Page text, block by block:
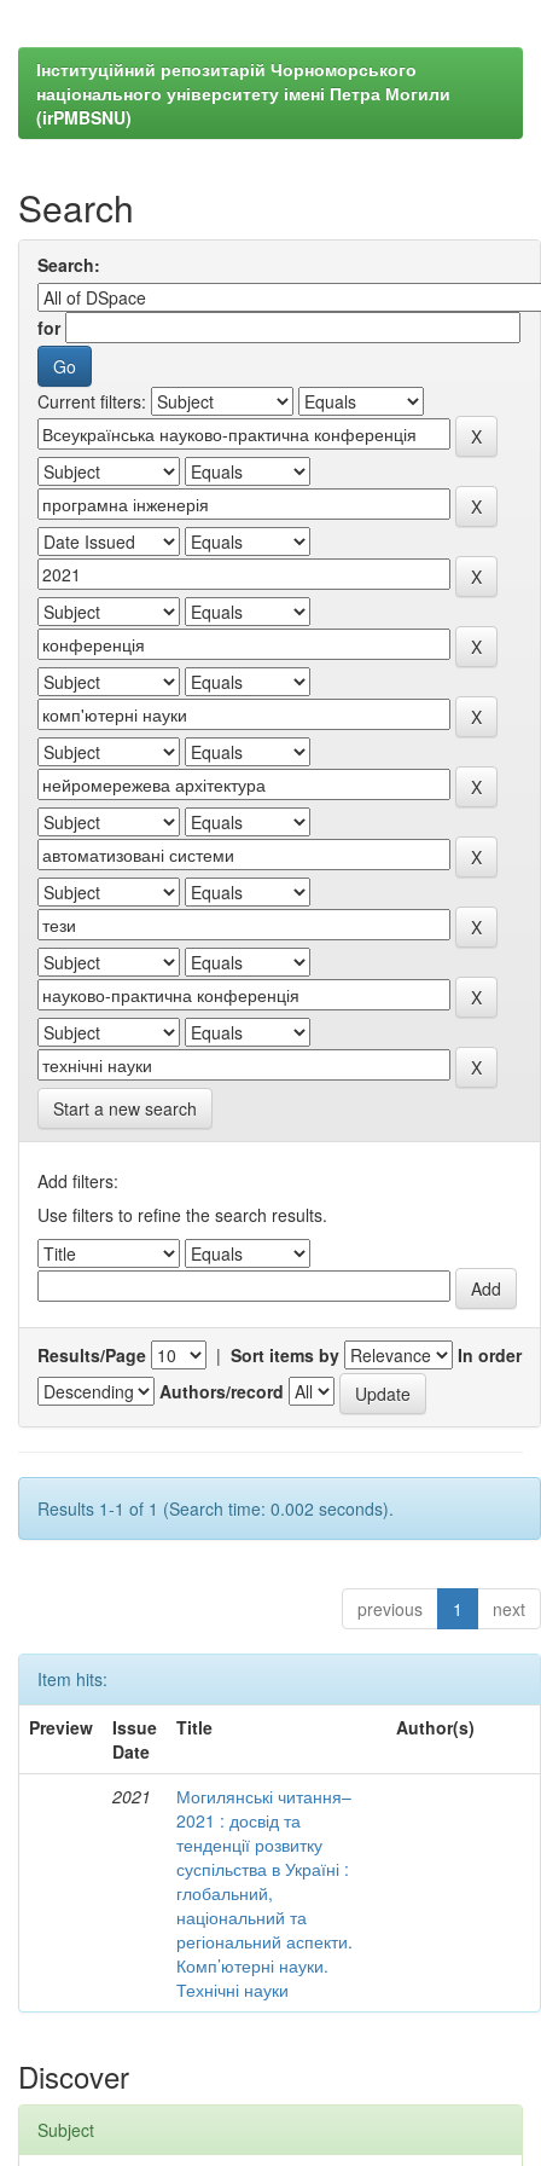
Інституційний репозитарій Чорноморського
національного університету імені Петра Могили
(irPMBSNU)
Search
Search:
for
Current filters:
Start a new search
Add filters:
Use filters to refine the search results.
Results/Page | Sort items by
In order
Authors/record
Results 1-1 of 1 (Search time: 0.002 seconds).
previous 1 next
Item hits:
Preview
Issue
Date
Title Author(s)
2021
Могилянські читання–
2021 : досвід та
тенденції розвитку
суспільства в Україні :
глобальний,
національний та
регіональний аспекти.
Комп’ютерні науки.
Технічні науки
Discover
Subject